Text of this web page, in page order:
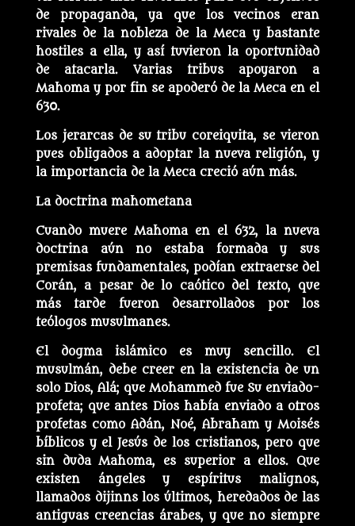
de propaganda, ya que los vecinos eran
rivales de la nobleza de la Meca y bastante
hostiles a ella, y así tuvieron la oportunidad
de atacarla. Varias tribus apoyaron a
Mahoma y por fin se apoderó de la Meca en el
630.
Los jerarcas de su tribu coreiquita, se vieron
pues obligados a adoptar la nueva religión, y
la importancia de la Meca creció aún más.
La doctrina mahometana
Cuando muere Mahoma en el 632, la nueva
doctrina aún no estaba formada y sus
premisas fundamentales, podían extraerse del
Corán, a pesar de lo caótico del texto, que
más tarde fueron desarrollados por los
teólogos musulmanes.
El dogma islámico es muy sencillo. El
musulmán, debe creer en la existencia de un
solo Dios, Alá; que Mohammed fue Su enviado-
profeta; que antes Dios había enviado a otros
profetas como Adán, Noé, Abraham y Moisés
bíblicos y el Jesús de los cristianos, pero que
sin duda Mahoma, es superior a ellos. Que
existen ángeles y espíritus malignos,
llamados dijinns los últimos, heredados de las
antiguas creencias árabes, y que no siempre